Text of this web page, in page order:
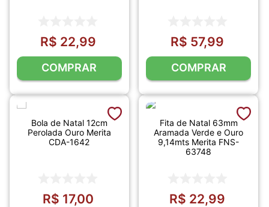
R$ 22,99
COMPRAR
R$ 57,99
COMPRAR
Bola de Natal 12cm
Perolada Ouro Merita
CDA-1642
R$ 17,00
Fita de Natal 63mm
Aramada Verde e Ouro
9,14mts Merita FNS-
63748
R$ 22,99